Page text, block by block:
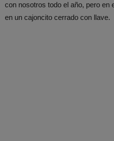
con nosotros todo el año, pero en
en un cajoncito cerrado con llave.